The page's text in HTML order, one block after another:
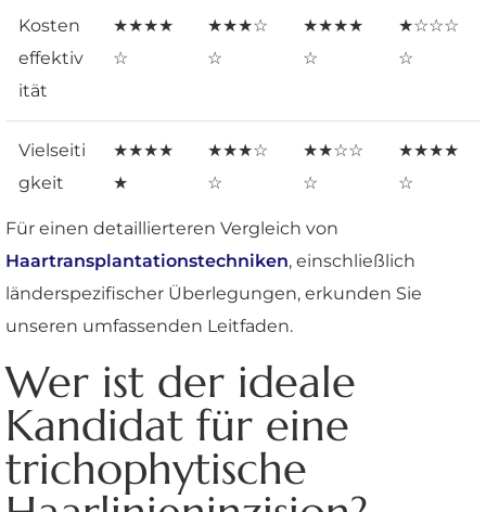
Kosten
effektiv
ität
★★★★
☆
★★★☆
☆
★★★★
☆
★☆☆☆
☆
Vielseiti
gkeit
★★★★
★
★★★☆
☆
★★☆☆
☆
★★★★
☆
Für einen detaillierteren Vergleich von
Haartransplantationstechniken, einschließlich
länderspezifischer Überlegungen, erkunden Sie
unseren umfassenden Leitfaden.
Wer ist der ideale
Kandidat für eine
trichophytische